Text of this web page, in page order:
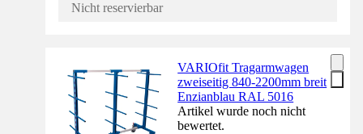
Nicht reservierbar
VARIOfit Tragarmwagen
zweiseitig 840-2200mm breit
Enzianblau RAL 5016
Artikel wurde noch nicht
bewertet.